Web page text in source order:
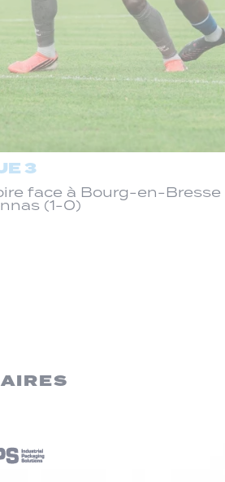
3
face à Bourg-en-Bresse
(1-0)